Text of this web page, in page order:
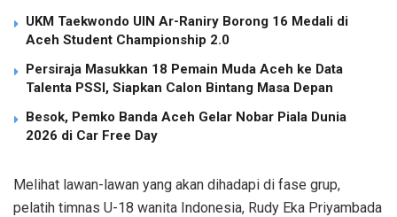
UKM Taekwondo UIN Ar-Raniry Borong 16 Medali di
Aceh Student Championship 2.0
Persiraja Masukkan 18 Pemain Muda Aceh ke Data
Talenta PSSI, Siapkan Calon Bintang Masa Depan
Besok, Pemko Banda Aceh Gelar Nobar Piala Dunia
2026 di Car Free Day
Melihat lawan-lawan yang akan dihadapi di fase grup,
pelatih timnas U-18 wanita Indonesia, Rudy Eka Priyambada